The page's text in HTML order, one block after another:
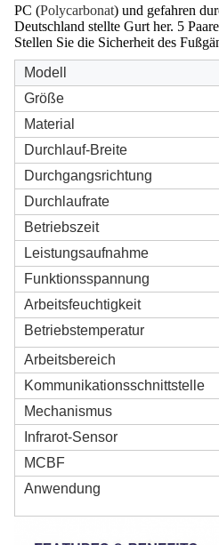
PC (Polycarbonat) und gefahren
Deutschland stellte Gurt her. 5
Stellen Sie die Sicherheit des
Modell
Größe
Material
Durchlauf-Breite
Durchgangsrichtung
Durchlaufrate
Betriebszeit
Leistungsaufnahme
Funktionsspannung
Arbeitsfeuchtigkeit
Betriebstemperatur
Arbeitsbereich
Kommunikationsschnittstelle
Mechanismus
Infrarot-Sensor
MCBF
Anwendung